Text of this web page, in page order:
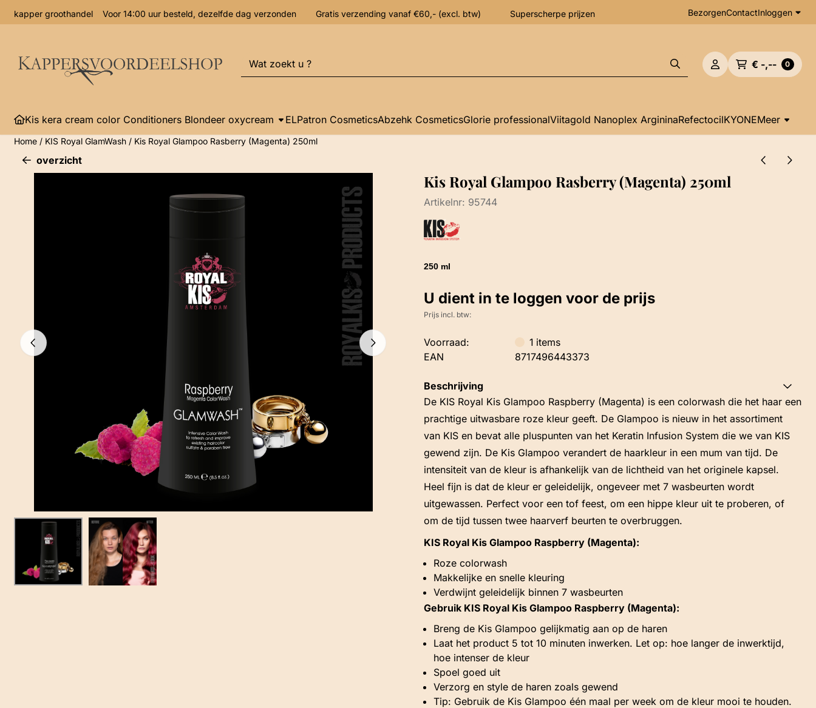
kapper groothandel Voor 14:00 uur besteld, dezelfde dag verzonden Gratis verzending vanaf €60,- (excl. btw) Superscherpe prijzen BezorgenContactInloggen
Zoeken
€ -,-- 0
Kis kera cream color Conditioners Blondeer oxycream ELPatron CosmeticsAbzehk CosmeticsGlorie professionalViitagold Nanoplex ArgininaRefectocilKYONEMeer
Home / KIS Royal GlamWash / Kis Royal Glampoo Rasberry (Magenta) 250ml
overzicht
Kis Royal Glampoo Rasberry (Magenta) 250ml
Artikelnr: 95744
250 ml
U dient in te loggen voor de prijs
Prijs incl. btw:
Voorraad: 1 items
EAN
8717496443373
Beschrijving
De KIS Royal Kis Glampoo Raspberry (Magenta) is een colorwash die het haar een
prachtige uitwasbare roze kleur geeft. De Glampoo is nieuw in het assortiment
van KIS en bevat alle pluspunten van het Keratin Infusion System die we van KIS
gewend zijn. De Kis Glampoo verandert de haarkleur in een mum van tijd. De
intensiteit van de kleur is afhankelijk van de lichtheid van het originele kapsel.
Heel fijn is dat de kleur er geleidelijk, ongeveer met 7 wasbeurten wordt
uitgewassen. Perfect voor een tof feest, om een hippe kleur uit te proberen, of
om de tijd tussen twee haarverf beurten te overbruggen.
KIS Royal Kis Glampoo Raspberry (Magenta):
Roze colorwash
Makkelijke en snelle kleuring
Verdwijnt geleidelijk binnen 7 wasbeurten
Gebruik KIS Royal Kis Glampoo Raspberry (Magenta):
Breng de Kis Glampoo gelijkmatig aan op de haren
Laat het product 5 tot 10 minuten inwerken. Let op: hoe langer de inwerktijd,
hoe intenser de kleur
Spoel goed uit
Verzorg en style de haren zoals gewend
Tip: Gebruik de Kis Glampoo één maal per week om de kleur mooi te houden.